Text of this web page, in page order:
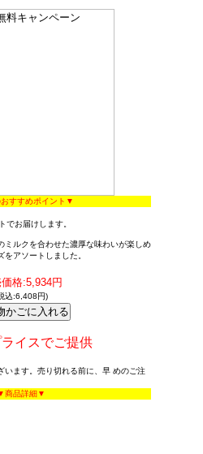
すすめポイント▼
でお届けします。
ミルクを合わせた濃厚な味わいが楽しめ
アソートしました。
格:5,934円
込:6,408円)
イスでご提供
います。売り切れる前に、早 めのご注
商品詳細▼